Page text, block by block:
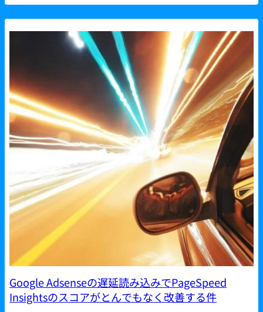
Google Adsenseの遅延読み込みでPageSpeed
Insightsのスコアがとんでもなく改善する件